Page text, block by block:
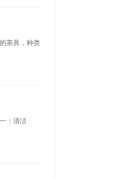
茶具，种类
一：清洁